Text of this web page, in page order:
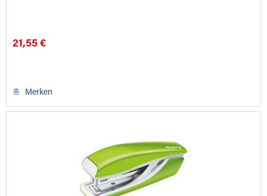
21,55 €
Merken